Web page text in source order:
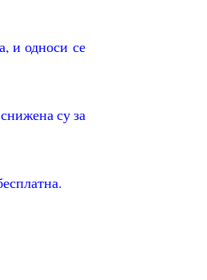
и односи се
су за